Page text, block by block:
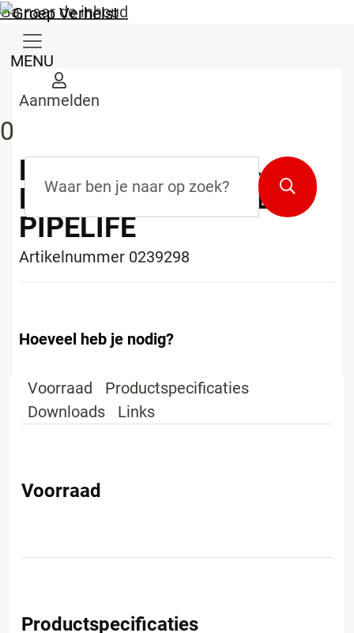
Ga naar de inhoud
MENU
Aanmelden
0
Zoeken
HDPE WATER 50x4.6
PN12 100 m ZW/BL
PIPELIFE
Artikelnummer 0239298
Hoeveel heb je nodig?
Voorraad
Productspecificaties
Downloads
Links
Voorraad
Productspecificaties